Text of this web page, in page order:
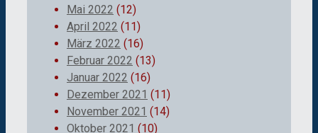
Mai 2022 (12)
April 2022 (11)
März 2022 (16)
Februar 2022 (13)
Januar 2022 (16)
Dezember 2021 (11)
November 2021 (14)
Oktober 2021 (10)